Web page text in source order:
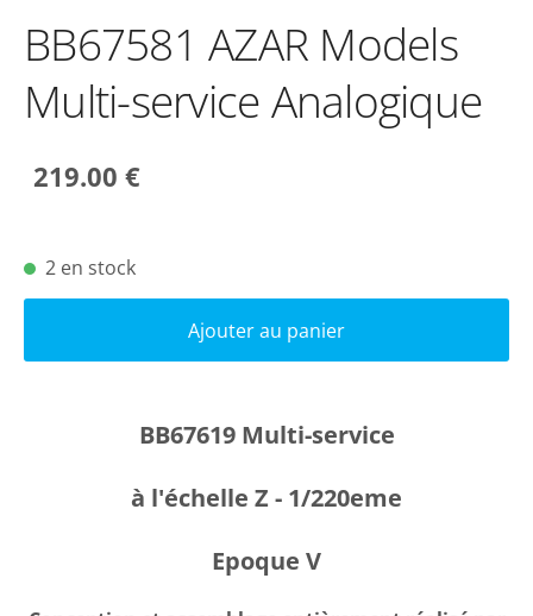
BB67581 AZAR Models
Multi-service Analogique
219.00 €
2 en stock
Ajouter au panier
BB67619 Multi-service
à l'échelle Z - 1/220eme
Epoque V